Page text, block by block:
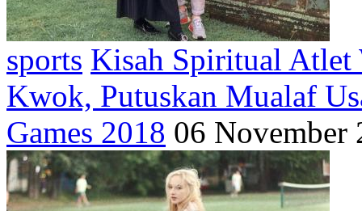
sports Kisah Spiritual Atlet
Kwok, Putuskan Mualaf
Games 2018 06 November